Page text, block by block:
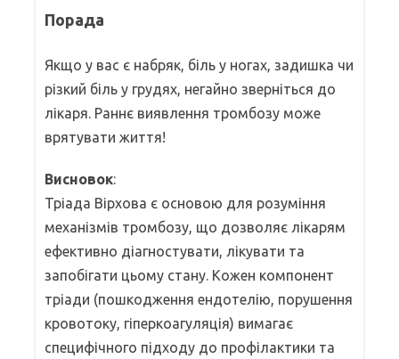
Порада
Якщо у вас є набряк, біль у ногах, задишка чи
різкий біль у грудях, негайно зверніться до
лікаря. Раннє виявлення тромбозу може
врятувати життя!
Висновок:
Тріада Вірхова є основою для розуміння
механізмів тромбозу, що дозволяє лікарям
ефективно діагностувати, лікувати та
запобігати цьому стану. Кожен компонент
тріади (пошкодження ендотелію, порушення
кровотоку, гіперкоагуляція) вимагає
специфічного підходу до профілактики та